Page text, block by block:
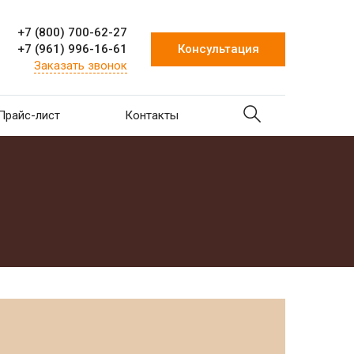
+7 (800) 700-62-27
+7 (961) 996-16-61
Заказать звонок
Консультация
лист Контакты